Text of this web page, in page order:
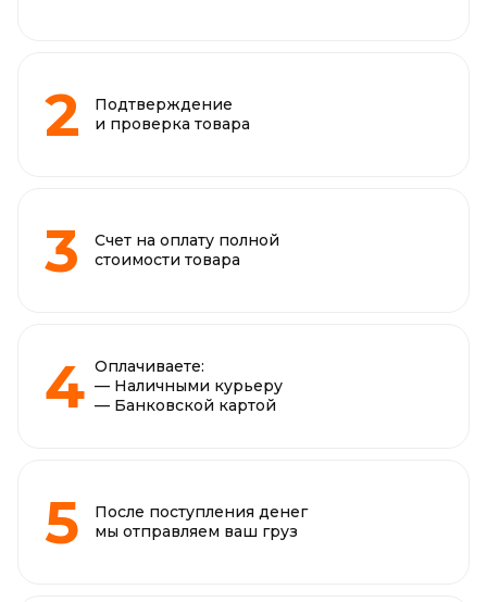
Подтверждение
и проверка товара
Счет на оплату полной
стоимости товара
Оплачиваете:
— Наличными курьеру
— Банковской картой
После поступления денег
мы отправляем ваш груз